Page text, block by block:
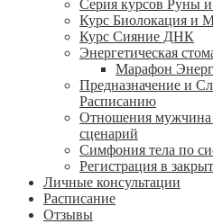
Серия курсов Руны и
Курс Биолокация и
Курс Сияние ДНК
Энергетическая
Марафон
Предназначение и
Расписанию
Отношения
сценарий
Симфония тела по
Регистрация в
Личные консультации
Расписание
Отзывы